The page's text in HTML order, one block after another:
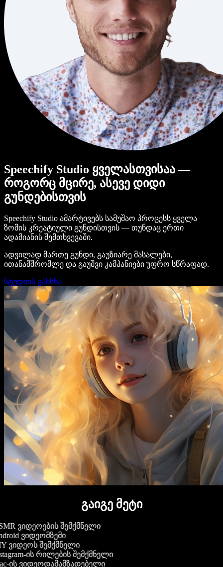
Speechify Studio ყველასთვისაა —
როგორც მცირე, ასევე დიდი
გუნდებისთვის
Speechify Studio ამარტივებს სამუშაო პროცესს ყველა
ზომის კრეატიული გუნდისთვის — თუნდაც ერთი
ადამიანის შემთხვევაში.
ადვილად მართე გუნდი, გაუზიარე მასალები,
ითანამშრომლე და გაუშვი კამპანიები უფრო სწრაფად.
სტუდიის გახსნა
გაიგე მეტი
ვიდეოების შემქმნელი
ვიდეომზემი
ვიდეოს შემქმნელი
ის რილების შემქმნელი
ის ვიდეოდამამზადებელი